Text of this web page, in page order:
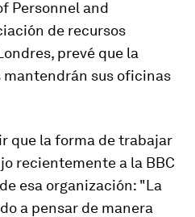
Personnel and
de recursos
prevé que la
sus oficinas
que la forma de trabajar
recientemente a la BBC
esa organización: "La
a pensar de manera